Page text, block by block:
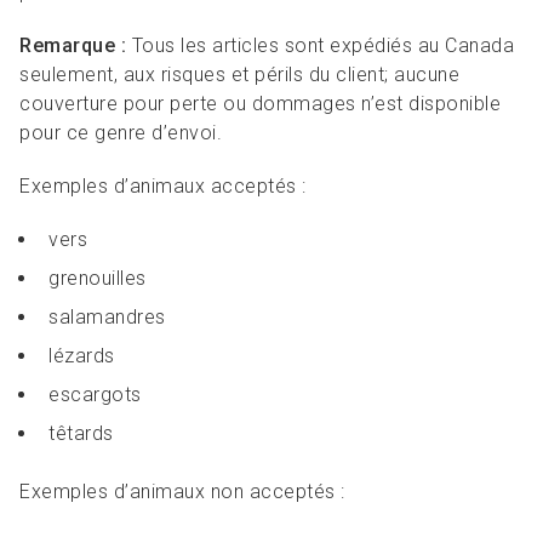
Remarque : Tous les articles sont expédiés au Canada
seulement, aux risques et périls du client; aucune
couverture pour perte ou dommages n’est disponible
pour ce genre d’envoi.
Exemples d’animaux acceptés :
vers
grenouilles
salamandres
lézards
escargots
têtards
Exemples d’animaux non acceptés :